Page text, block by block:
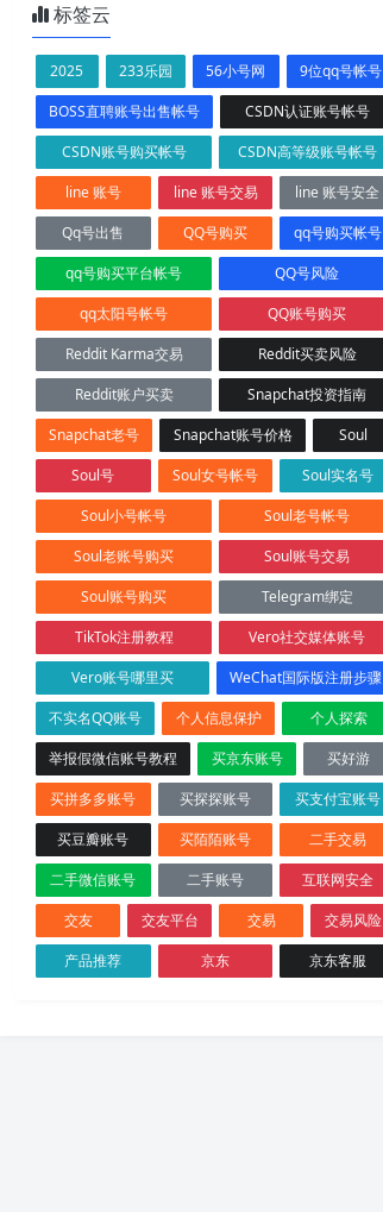
标签云
2025 233乐园 56小号网
9位qq号帐号
BOSS直聘账号出售帐号
CSDN认证账号帐号
CSDN账号购买帐号
CSDN高等级账号帐号
line 账号
line 账号交易
line 账号安全
Qq号出售
QQ号购买
qq号购买帐号
qq号购买平台帐号
QQ号风险
qq太阳号帐号
QQ账号购买
Reddit Karma交易
Reddit买卖风险
Reddit账户买卖
Snapchat投资指南
Snapchat老号
Snapchat账号价格
Soul
Soul号
Soul女号帐号
Soul实名号
Soul小号帐号
Soul老号帐号
Soul老账号购买
Soul账号交易
Soul账号购买
Telegram绑定
TikTok注册教程
Vero社交媒体账号
Vero账号哪里买
WeChat国际版注册步骤
不实名QQ账号
个人信息保护
个人探索
举报假微信账号教程
买京东账号
买好游
买拼多多账号
买探探账号
买支付宝账号
买豆瓣账号
买陌陌账号
二手交易
二手微信账号
二手账号
互联网安全
交友
交友平台 交易
交易风险
产品推荐
京东 京东客服